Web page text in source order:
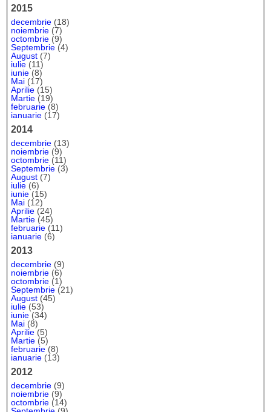
2015
decembrie (18)
noiembrie (7)
octombrie (9)
Septembrie (4)
August (7)
iulie (11)
iunie (8)
Mai (17)
Aprilie (15)
Martie (19)
februarie (8)
ianuarie (17)
2014
decembrie (13)
noiembrie (9)
octombrie (11)
Septembrie (3)
August (7)
iulie (6)
iunie (15)
Mai (12)
Aprilie (24)
Martie (45)
februarie (11)
ianuarie (6)
2013
decembrie (9)
noiembrie (6)
octombrie (1)
Septembrie (21)
August (45)
iulie (53)
iunie (34)
Mai (8)
Aprilie (5)
Martie (5)
februarie (8)
ianuarie (13)
2012
decembrie (9)
noiembrie (9)
octombrie (14)